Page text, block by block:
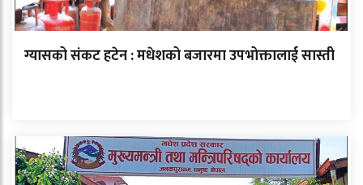
ग्यासको संकट हटेन : मधेशको बजारमा उपभोक्तालाई सास्ती